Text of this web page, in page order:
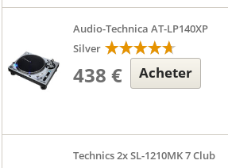
Audio-Technica AT-LP140XP
Silver
438 € Acheter
Technics 2x SL-1210MK 7 Club